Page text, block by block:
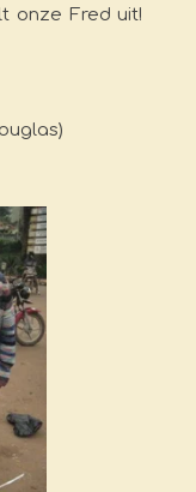
onze Fred uit!